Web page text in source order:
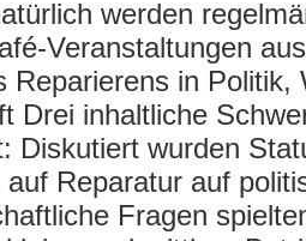
werden
Veranstaltungen
Reparierens in Politik,
Drei inhaltliche
Diskutiert wurden
Reparatur auf
Fragen